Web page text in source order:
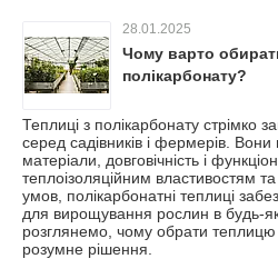
28.01.2025
Чому варто
полікарбонату?
Теплиці з полікарбонату стрімко
серед садівників і фермерів. Вони
матеріали, довговічність і
теплоізоляційним властивостям та
умов, полікарбонатні теплиці
для вирощування рослин в будь-
розглянемо, чому обрати теплицю
розумне рішення.